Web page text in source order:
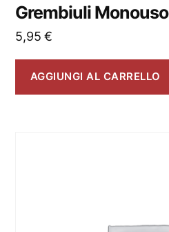
Grembiuli Monouso
5,95€
AGGIUNGI AL CARRELLO